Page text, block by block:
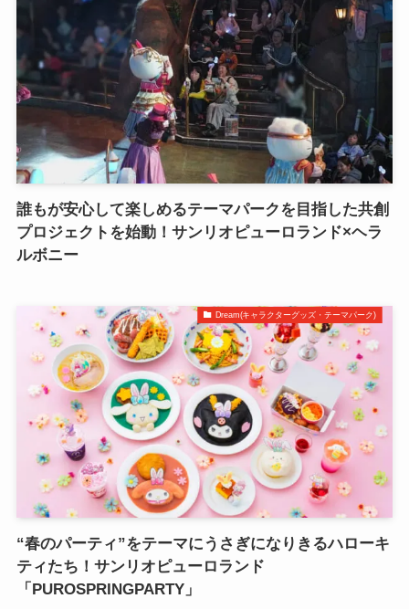
誰もが安心して楽しめるテーマパークを目指した共創
プロジェクトを始動！サンリオピューロランド×ヘラ
ルボニー
Dream(キャラクターグッズ・テーマパーク)
“春のパーティ”をテーマにうさぎになりきるハローキ
ティたち！サンリオピューロランド
「PUROSPRINGPARTY」